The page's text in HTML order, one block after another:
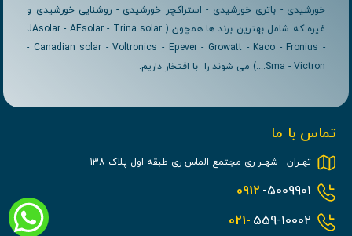
خورشیدی - باتری خورشیدی - استراکچر خورشیدی - روشنایی خورشیدی و
غیره که شامل بهترین برند ها همچون ( JAsolar - AEsolar - Trina solar
- Canadian solar - Voltronics - Epever - Growatt - Kaco - Fronius -
Sma - Victron....) می شوند را با افتخار داریم.
تماس با ما
تهــران - شهــر ری مجتمع الماس ری طبقه اول پلاک 138
0912 -5009901
021- 559-10002